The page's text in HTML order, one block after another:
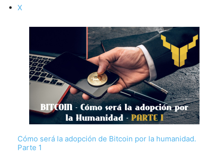
X
Cómo será la adopción de Bitcoin por la humanidad.
Parte 1